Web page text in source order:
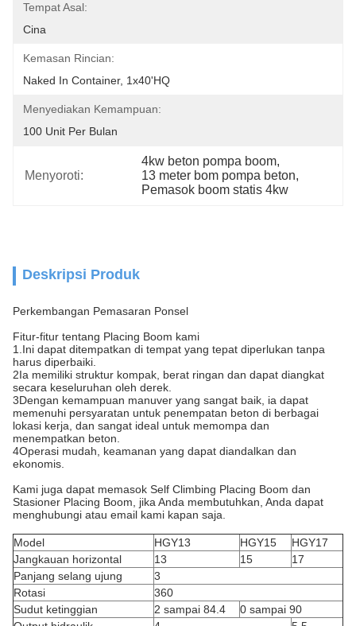
Tempat Asal:
Cina
Kemasan Rincian:
Naked In Container, 1x40'HQ
Menyediakan Kemampuan:
100 Unit Per Bulan
Menyoroti:
4kw beton pompa boom,
13 meter bom pompa beton,
Pemasok boom statis 4kw
Deskripsi Produk
Perkembangan Pemasaran Ponsel
Fitur-fitur tentang Placing Boom kami
1.Ini dapat ditempatkan di tempat yang tepat diperlukan tanpa
harus diperbaiki.
2Ia memiliki struktur kompak, berat ringan dan dapat diangkat
secara keseluruhan oleh derek.
3Dengan kemampuan manuver yang sangat baik, ia dapat
memenuhi persyaratan untuk penempatan beton di berbagai
lokasi kerja, dan sangat ideal untuk memompa dan
menempatkan beton.
4Operasi mudah, keamanan yang dapat diandalkan dan
ekonomis.
Kami juga dapat memasok Self Climbing Placing Boom dan
Stasioner Placing Boom, jika Anda membutuhkan, Anda dapat
menghubungi atau email kami kapan saja.
Model HGY13 HGY15
HGY17
Jangkauan horizontal
13 15
17
Panjang selang ujung
3
Rotasi
360
Sudut ketinggian
2 sampai 84.4
0 sampai 90